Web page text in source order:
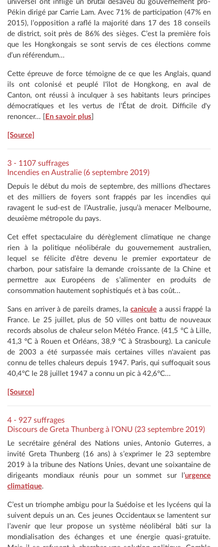
universel ont infligé un brutal désaveu du gouvernement pro-
Pékin dirigé par Carrie Lam. Avec 71% de participation (47% en
2015), l’opposition a raflé la majorité dans 17 des 18 conseils
de district, soit près de 86% des sièges. C’est la première fois
que les Hongkongais se sont servis de ces élections comme
d’un référendum...
Cette épreuve de force témoigne de ce que les Anglais, quand
ils ont colonisé et peuplé l'îlot de Hongkong, en aval de
Canton, ont réussi à inculquer à ses habitants leurs principes
démocratiques et les vertus de l'État de droit. Difficile d'y
renoncer... [
En savoir plus
[Source]
3 - 1107 suffrages
Incendies en Australie (6 septembre 2019)
Depuis le début du mois de septembre, des millions d’hectares
et des milliers de foyers sont frappés par les incendies qui
ravagent le sud-est de l’Australie, jusqu’à menacer Melbourne,
deuxième métropole du pays.
Cet effet spectaculaire du dérèglement climatique ne change
rien à la politique néolibérale du gouvernement australien,
lequel se félicite d’être devenu le premier exportateur de
charbon, pour satisfaire la demande croissante de la Chine et
permettre aux Européens de s’alimenter en produits de
consommation hautement sophistiqués et à bas coût...
Sans en arriver à de pareils drames, la canicule a aussi frappé la
France. Le 25 juillet, plus de 50 villes ont battu de nouveaux
records absolus de chaleur selon Météo France. (41,5 °C à Lille,
41,3 °C à Rouen et Orléans, 38,9 °C à Strasbourg). La canicule
de 2003 a été surpassée mais certaines villes n'avaient pas
connu de telles chaleurs depuis 1947. Paris, qui suffoquait sous
40,4°C le 28 juillet 1947 a connu un pic à 42,6°C...
[Source]
4 - 927 suffrages
Discours de Greta Thunberg à l'ONU (23 septembre 2019)
Le secrétaire général des Nations unies, Antonio Guterres, a
invité Greta Thunberg (16 ans) à s’exprimer le 23 septembre
2019 à la tribune des Nations Unies, devant une soixantaine de
dirigeants mondiaux réunis pour un sommet sur l’urgence
climatique.
C’est un triomphe ambigu pour la Suédoise et les lycéens qui la
suivent depuis un an. Ces jeunes Occidentaux se lamentent sur
l’avenir que leur propose un système néolibéral bâti sur la
mondialisation des échanges et une énergie quasi-gratuite.